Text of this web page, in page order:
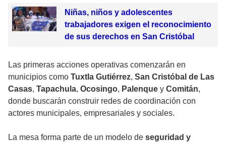
Niñas, niños y adolescentes
trabajadores exigen el reconocimiento
de sus derechos en San Cristóbal
Las primeras acciones operativas comenzarán en
municipios como Tuxtla Gutiérrez, San Cristóbal de Las
Casas, Tapachula, Ocosingo, Palenque y Comitán,
donde buscarán construir redes de coordinación con
actores municipales, empresariales y sociales.
La mesa forma parte de un modelo de seguridad y